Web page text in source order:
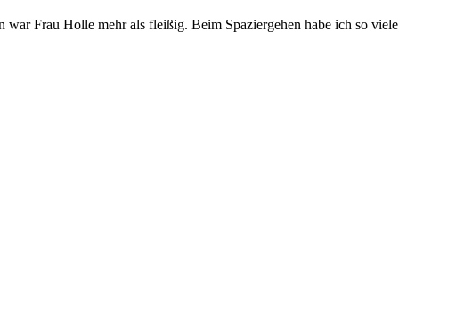
war Frau Holle mehr als fleißig. Beim Spaziergehen habe ich so viele